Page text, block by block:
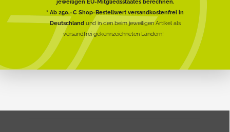
* Ab 250,-€ Shop-Bestellwert versandkostenfrei in
Deutschlandund in den beim jeweiligen Artikel als
versandfrei gekennzeichneten Ländern!